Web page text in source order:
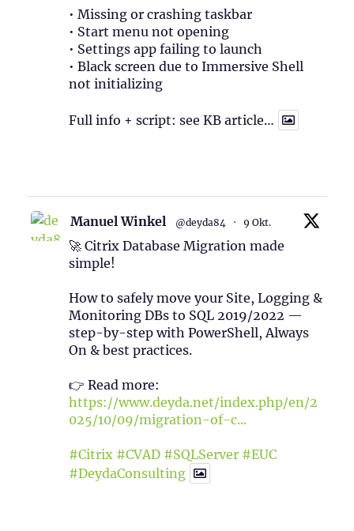
• Missing or crashing taskbar
• Start menu not opening
• Settings app failing to launch
• Black screen due to Immersive Shell
not initializing
Full info + script: see KB article…
Manuel Winkel @deyda84 · 9 Okt.
🚀 Citrix Database Migration made
simple!
How to safely move your Site, Logging &
Monitoring DBs to SQL 2019/2022 —
step-by-step with PowerShell, Always
On & best practices.
👉 Read more:
https://www.deyda.net/index.php/en/2
025/10/09/migration-of-c...
#Citrix #CVAD #SQLServer #EUC
#DeydaConsulting